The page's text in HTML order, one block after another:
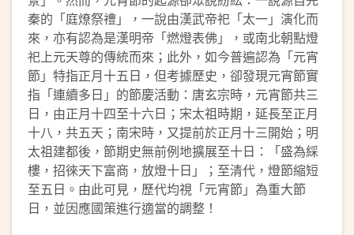
秦的「庭燎祭禮」，一說由漢武帝祀「太一」演化而
來，亦有認為是漢明帝「燃燈表佛」，或南北朝點燈
祀上元天尊的傳統而來；此外，如今普遍認為「元宵
節」特指正月十五日，但考據歷史，卻發現元宵節實
指「連續多日」的節慶活動：唐玄宗時，元宵節共三
日，由正月十四至十六日；宋太祖時期，延長至正月
十八，共五天；南宋時，又提前於正月十三開始；明
太祖建都後，節期史無前例地擴展至十日：「盛為綵
樓，招徠天下富商，放燈十日」；至清代，燈節縮短
至五日。由此可見，歷代均視「元宵節」為重大節
日，並因應國策進行適當的調整！